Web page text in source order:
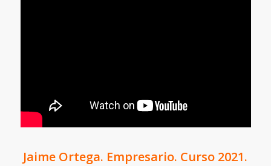
Jaime Ortega. Empresario. Curso 2021.